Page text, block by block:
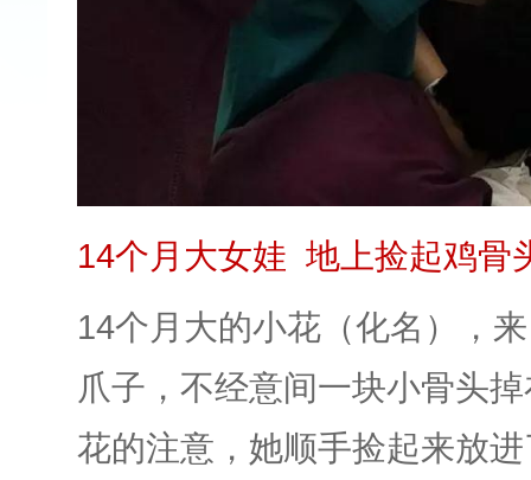
14个月大女娃 地上捡起鸡骨
14个月大的小花（化名），
爪子，不经意间一块小骨头
花的注意，她顺手捡起来放